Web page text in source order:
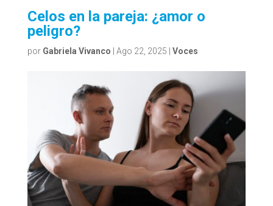
Celos en la pareja: ¿amor o
peligro?
por Gabriela Vivanco Ago 22, 2025 Voces